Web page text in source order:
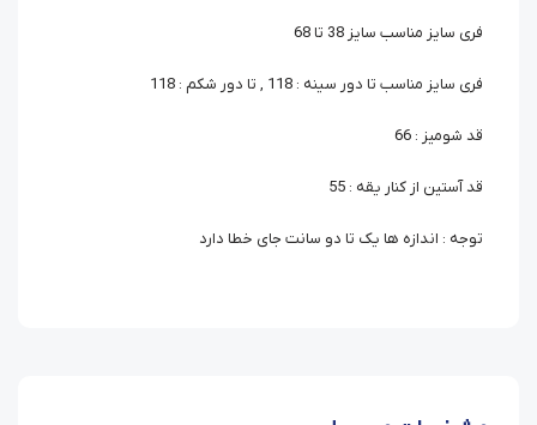
فری سایز مناسب سایز 38 تا 68
فری سایز مناسب تا دور سینه : 118 , تا دور شکم : 118
قد شومیز : 66
قد آستین از کنار یقه : 55
توجه : اندازه ها یک تا دو سانت جای خطا دارد